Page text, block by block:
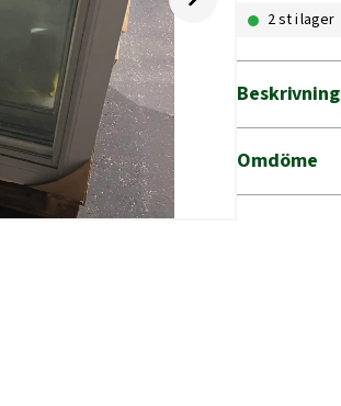
mängd2 st i lager
Beskrivning
Omdöme